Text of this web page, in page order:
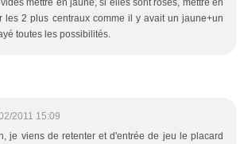
les 2 plus centraux comme il y avait un jaune+un
toutes les possibilités.
2011 15:09
je viens de retenter et d'entrée de jeu le placard